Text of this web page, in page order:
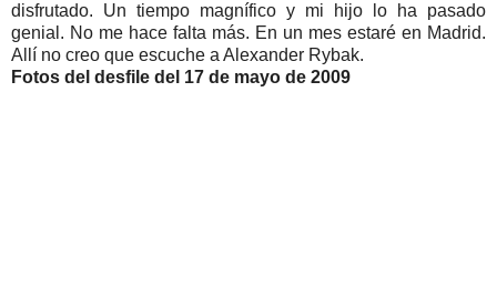
disfrutado. Un tiempo magnífico y mi hijo lo ha pasado
genial. No me hace falta más. En un mes estaré en Madrid.
Allí no creo que escuche a Alexander Rybak.
Fotos del desfile del 17 de mayo de 2009